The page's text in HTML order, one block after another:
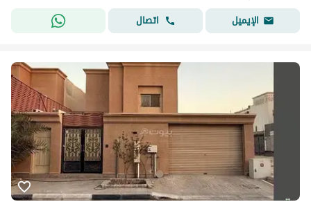
الإيميل
اتصال